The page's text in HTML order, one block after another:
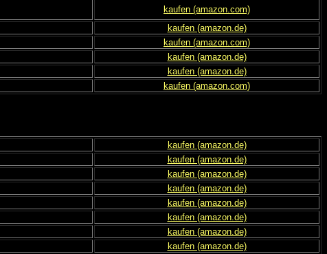
kaufen (amazon.com)
kaufen (amazon.de)
kaufen (amazon.com)
kaufen (amazon.de)
kaufen (amazon.de)
kaufen (amazon.com)
kaufen (amazon.de)
kaufen (amazon.de)
kaufen (amazon.de)
kaufen (amazon.de)
kaufen (amazon.de)
kaufen (amazon.de)
kaufen (amazon.de)
kaufen (amazon.de)